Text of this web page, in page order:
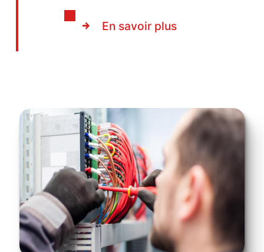
En savoir plus